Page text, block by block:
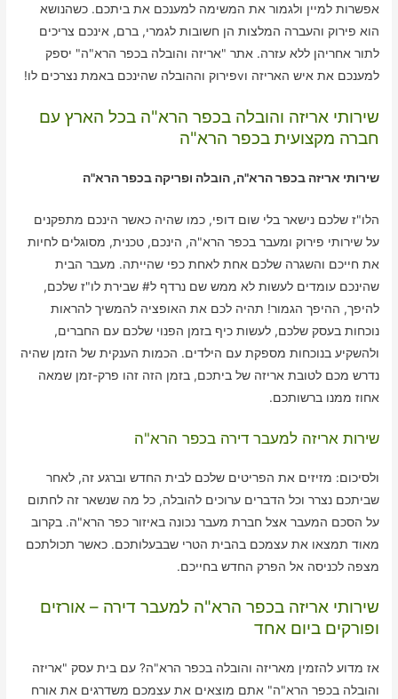
אפשרות למיין ולגמור את המשימה למענכם את ביתכם. כשהנושא
הוא פירוק והעברה המלצות הן חשובות לגמרי, ברם, אינכם צריכים
לתור אחריהן ללא עזרה. אתר "אריזה והובלה בכפר הרא"ה" יספק
למענכם את איש האריזה וvפירוק וההובלה שהינכם באמת נצרכים לו!
שירותי אריזה והובלה בכפר הרא"ה בכל הארץ עם
חברה מקצועית בכפר הרא"ה
שירותי אריזה בכפר הרא"ה, הובלה ופריקה בכפר הרא"ה
הלו"ז שלכם נישאר בלי שום דופי, כמו שהיה כאשר הינכם מתפקנים
על שירותי פירוק ומעבר בכפר הרא"ה, הינכם, טכנית, מסוגלים לחיות
את חייכם והשגרה שלכם אחת לאחת כפי שהייתה. מעבר הבית
שהינכם עומדים לעשות לא ממש שם נרדף ל# שבירת לו"ז שלכם,
להיפך, ההיפך הגמור! תהיה לכם את האופציה להמשיך להראות
נוכחות בעסק שלכם, לעשות כיף בזמן הפנוי שלכם עם החברים,
ולהשקיע בנוכחות מספקת עם הילדים. הכמות הענקית של הזמן שהיה
נדרש מכם לטובת אריזה של ביתכם, בזמן הזה זהו פרק-זמן שמאה
אחוז ממנו ברשותכם.
שירות אריזה למעבר דירה בכפר הרא"ה
ולסיכום: מזיזים את הפריטים שלכם לבית החדש וברגע זה, לאחר
שביתכם נצרר וכל הדברים ערוכים להובלה, כל מה שנשאר זה לחתום
על הסכם המעבר אצל חברת מעבר נכונה באיזור כפר הרא"ה. בקרוב
מאוד תמצאו את עצמכם בהבית הטרי שבבעלותכם. כאשר תכולתכם
מצפה לכניסה אל הפרק החדש בחייכם.
שירותי אריזה בכפר הרא"ה למעבר דירה – אורזים
ופורקים ביום אחד
אז מדוע להזמין מאריזה והובלה בכפר הרא"ה? עם בית עסק "אריזה
והובלה בכפר הרא"ה" אתם מוצאים את עצמכם משדרגים את אורח